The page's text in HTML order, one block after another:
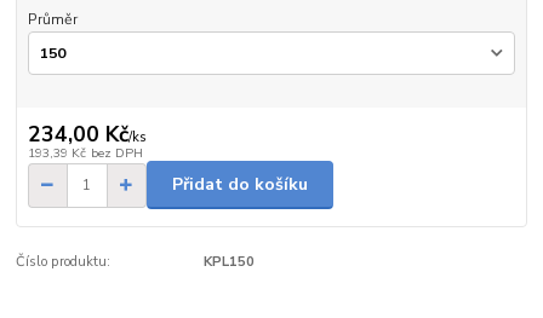
Průměr
234,00 Kč/ks
193,39 Kč bez DPH
Přidat do košíku
Číslo produktu: KPL150